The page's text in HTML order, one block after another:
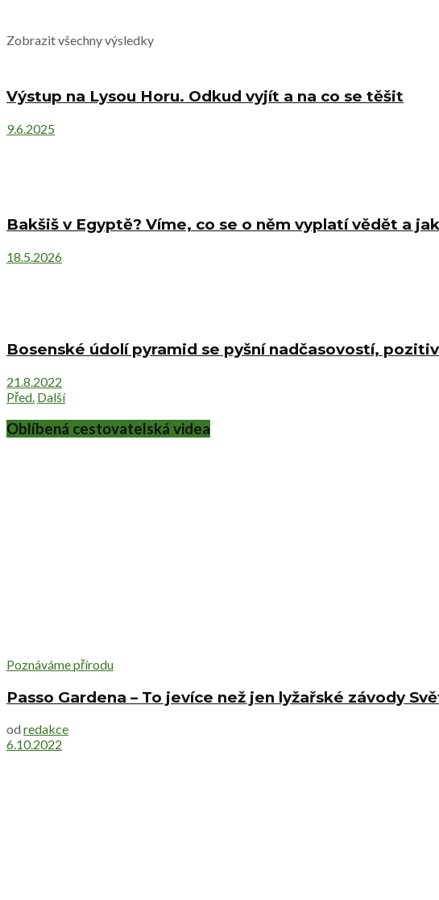
Zobrazit všechny výsledky
Výstup na Lysou Horu. Odkud vyjít a na co se těšit
9.6.2025
Bakšiš v Egyptě? Víme, co se o něm vyplatí vědět a
18.5.2026
Bosenské údolí pyramid se pyšní nadčasovostí,
21.8.2022
Před. Další
Oblíbená cestovatelská videa
Poznáváme přírodu
Passo Gardena – To jevíce než jen lyžařské závody
od redakce
6.10.2022